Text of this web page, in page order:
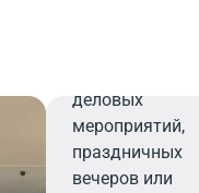
деловых
мероприятий,
праздничных
вечеров или